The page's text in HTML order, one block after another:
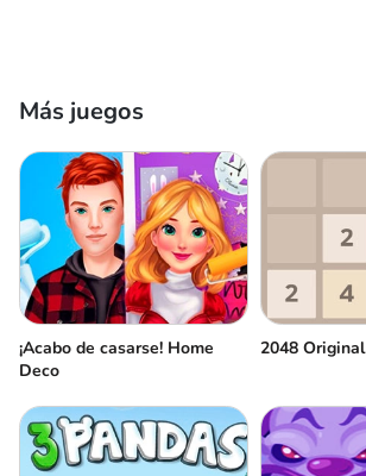
Más juegos
¡Acabo de casarse! Home
Deco
2048 Original